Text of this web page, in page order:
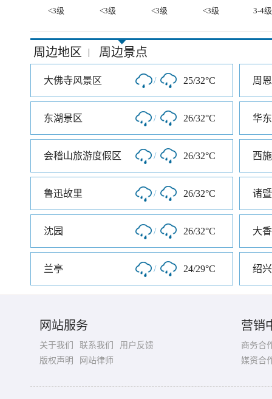
<3级
<3级 <3级 <3级 3-4级
周边地区 | 周边景点
大佛寺风景区 / 25/32°C 周
东湖景区 / 26/32°C
会稽山旅游度假区 / 26/32°C 西
鲁迅故里 / 26/32°C 诸
沈园 / 26/32°C
兰亭 / 24/29°C 绍
网站服务
关于我们 联系我们
用户反馈
版权声明
网站律师
营销
商务合
媒资合